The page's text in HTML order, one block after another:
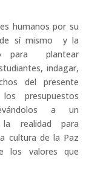
humanos por su
de sí mismo y la
para plantear
indagar,
del presente
presupuestos
a un
realidad para
cultura de la Paz
los valores que